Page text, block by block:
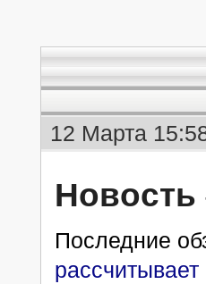
12 Марта
Новость
Последние